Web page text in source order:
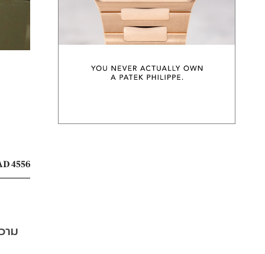
4556
าม